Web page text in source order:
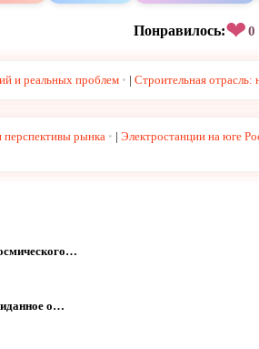
Понравилось:❤0
и реальных проблем | Строительная отрасль:
рынка | Электростанции на юге
о…